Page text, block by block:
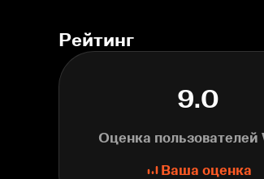
Рейтинг
9.0
Оценка пользователей
Ваша оценка